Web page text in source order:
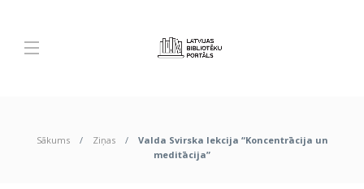
Sākums Ziņas
Valda Svirska lekcija “Koncentrācija un
meditācija”